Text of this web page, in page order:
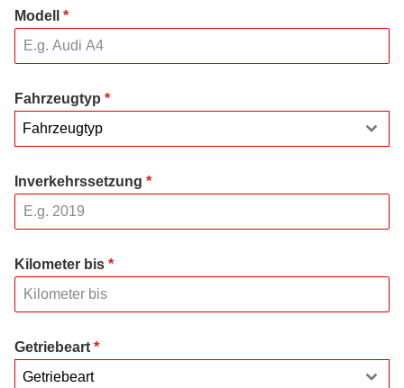
Modell *
Fahrzeugtyp *
Fahrzeugtyp
Inverkehrssetzung *
Kilometer bis *
Getriebeart *
Getriebeart